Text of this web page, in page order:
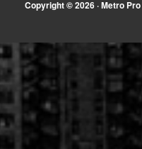
Copyright © 2026 ·Metro Pro